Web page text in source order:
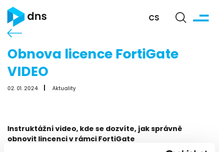
CS
Obnova licence FortiGate
VIDEO
02. 01. 2024 Aktuality
Instruktážní video, kde se dozvíte, jak správně
obnovit lincenci v rámci FortiGate